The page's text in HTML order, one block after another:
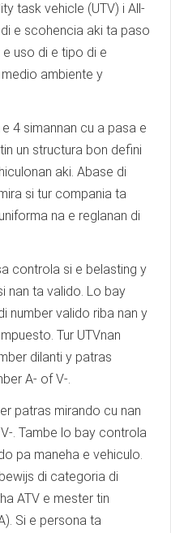
task vehicle (UTV) i All-
e scohencia aki ta paso
uso di e tipo di e
ambiente y
4 simannan cu a pasa e
un structura bon defini
aki. Abase di
si tur compania ta
na e reglanan di
controla si e belasting y
nan ta valido. Lo bay
number valido riba nan y
Tur UTVnan
dilanti y patras
A- of V-.
patras mirando cu nan
. Tambe lo bay controla
pa maneha e vehiculo.
di categoria di
ATV e mester tin
Si e persona ta